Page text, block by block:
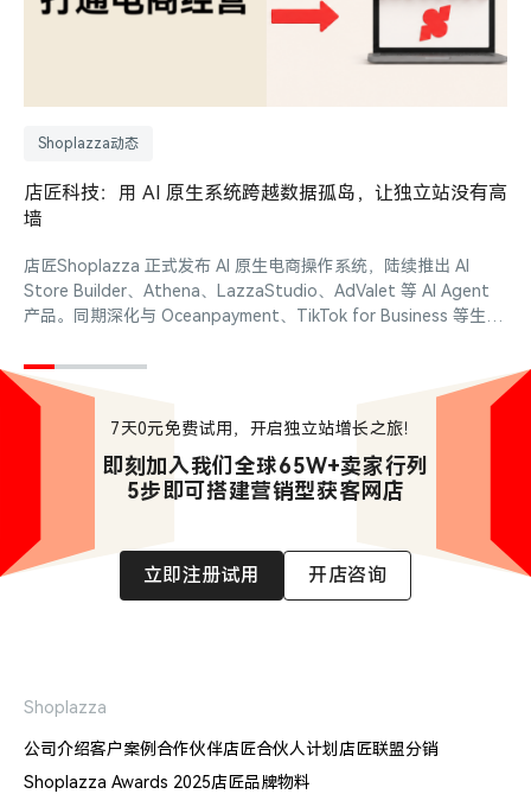
Shoplazza动态
店匠科技：用 AI 原生系统跨越数据孤岛，让独立站没有高
墙
店匠Shoplazza 正式发布 AI 原生电商操作系统，陆续推出 AI
Store Builder、Athena、LazzaStudio、AdValet 等 AI Agent
产品。同期深化与 Oceanpayment、TikTok for Business 等生态
可。
7天0元免费试用，开启独立站增长之旅！
即刻加入我们全球65W+卖家行列
5步即可搭建营销型获客网店
立即注册试用 开店咨询
Shoplazza
公司介绍客户案例合作伙伴店匠合伙人计划店匠联盟分销
Shoplazza Awards 2025店匠品牌物料